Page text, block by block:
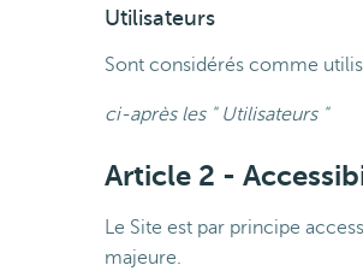
Utilisateurs
Sont considérés comme
ci-après les " Utilisateurs "
Article 2 -
Le Site est par principe
majeure.